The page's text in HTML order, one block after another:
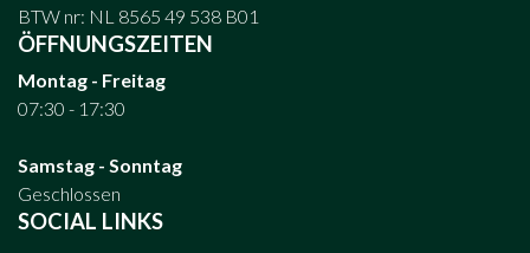
BTW nr: NL 8565 49 538 B01
ÖFFNUNGSZEITEN
Montag - Freitag
07:30 - 17:30
Samstag - Sonntag
Geschlossen
SOCIAL LINKS